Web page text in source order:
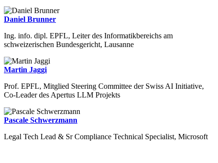
Daniel Brunner
Ing. info. dipl. EPFL, Leiter des Informatikbereichs am
schweizerischen Bundesgericht, Lausanne
Martin Jaggi
Prof. EPFL, Mitglied Steering Committee der Swiss AI Initiative,
Co-Leader des Apertus LLM Projekts
Pascale Schwerzmann
Legal Tech Lead & Sr Compliance Technical Specialist, Microsoft